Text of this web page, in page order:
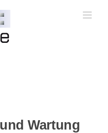
Wartung